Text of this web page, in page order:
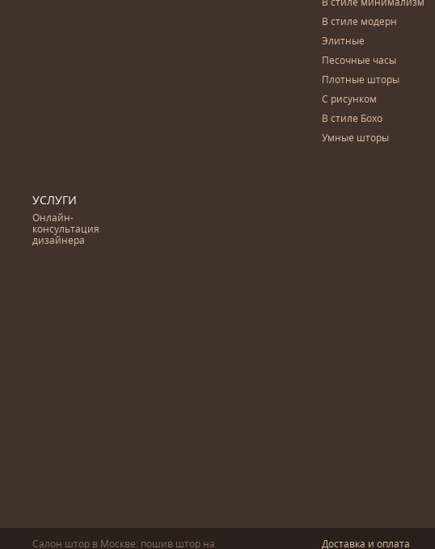
УСЛУГИ
Онлайн-
консультация
дизайнера
В стиле модерн
Элитные
Песочные часы
Плотные шторы
С рисунком
В стиле Бохо
Умные шторы
Салон штор в Москве: пошив штор на Доставка и оплата